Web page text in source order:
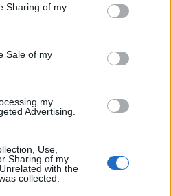
behaviour. You may click to
and its third-party tags to
purposes in below Google
Sharing of my
Sale of my
my
Advertising.
Use,
Sharing of my
with the
collected.